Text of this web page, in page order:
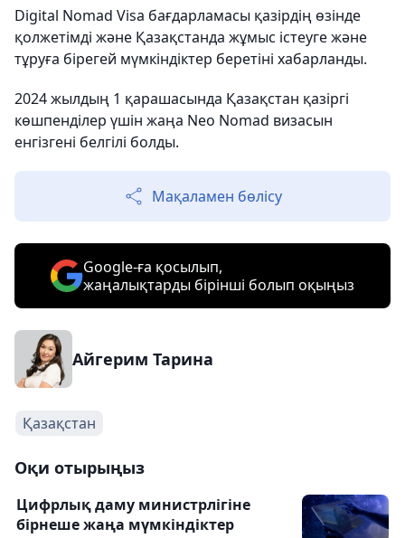
Digital Nomad Visa бағдарламасы қазірдің өзінде
қолжетімді және Қазақстанда жұмыс істеуге және
тұруға бірегей мүмкіндіктер беретіні хабарланды.
2024 жылдың 1 қарашасында Қазақстан қазіргі
көшпенділер үшін жаңа Neo Nomad визасын
енгізгені белгілі болды.
Мақаламен бөлісу
Google-ға қосылып,
жаңалықтарды бірінші болып оқыңыз
Айгерим Тарина
Қазақстан
Оқи отырыңыз
Цифрлық даму министрлігіне
бірнеше жаңа мүмкіндіктер